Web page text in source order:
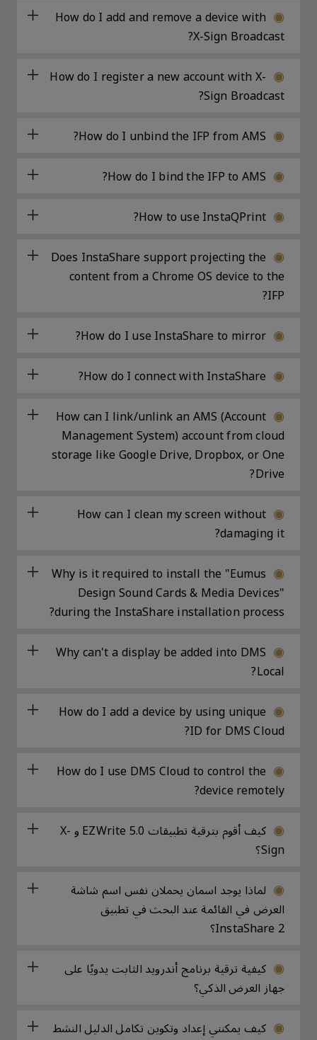
How do I add and remove a device with
X-Sign Broadcast?
How do I register a new account with X-
Sign Broadcast?
Does InstaShare support projecting the
content from a Chrome OS device to the
IFP?
How can I link/unlink an AMS (Account
Management System) account from cloud
storage like Google Drive, Dropbox, or One
Drive?
How can I clean my screen without
damaging it?
Why is it required to install the "Eumus
Design Sound Cards & Media Devices"
during the InstaShare installation process?
Why can't a display be added into DMS
Local?
How do I add a device by using unique
ID for DMS Cloud?
How do I use DMS Cloud to control the
device remotely?
كيف أقوم بترقية تطبيقات EZWrite 5.0 و X-
Sign؟
لماذا يوجد اسمان يحملان نفس اسم شاشة
العرض في القائمة عند البحث في تطبيق
InstaShare 2؟
كيفية ترقية برنامج أندرويد الثابت يدويًا على
جهاز العرض الذكي؟
كيف يمكنني إعداد وتكوين تكامل الدليل النشط